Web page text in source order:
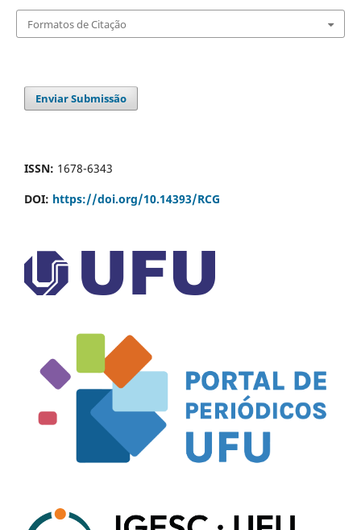
Formatos de Citação
Enviar Submissão
ISSN: 1678-6343
DOI: https://doi.org/10.14393/RCG